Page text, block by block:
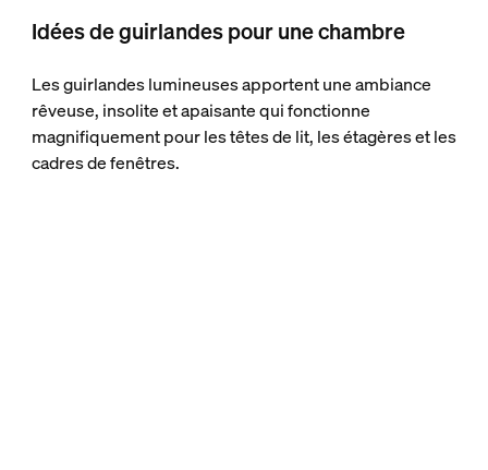
Idées de guirlandes pour une chambre
Les guirlandes lumineuses apportent une ambiance
rêveuse, insolite et apaisante qui fonctionne
magnifiquement pour les têtes de lit, les étagères et les
cadres de fenêtres.